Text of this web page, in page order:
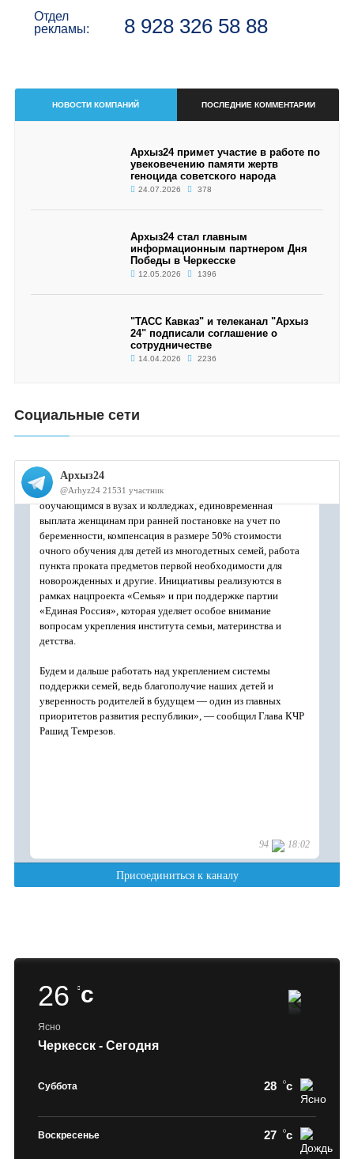
Отдел
рекламы:
8 928 326 58 88
НОВОСТИ КОМПАНИЙ ПОСЛЕДНИЕ КОММЕНТАРИИ
Архыз24 примет участие в работе по
увековечению памяти жертв
геноцида советского народа
24.07.2026 378
Архыз24 стал главным
информационным партнером Дня
Победы в Черкесске
12.05.2026 1396
"ТАСС Кавказ" и телеканал "Архыз
24" подписали соглашение о
сотрудничестве
14.04.2026 2236
Социальные сети
26 c
Ясно
Черкесск - Сегодня
Суббота 28 c
Воскресенье 27 c